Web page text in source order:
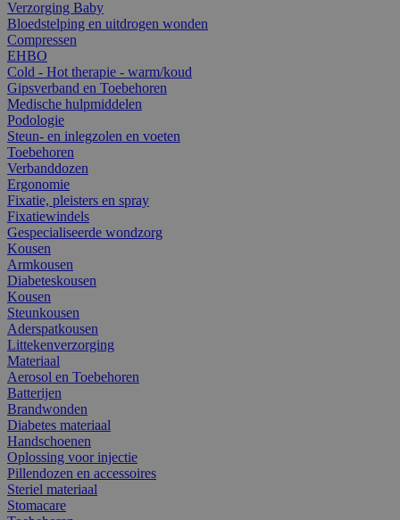
Verzorging Baby
Bloedstelping en uitdrogen wonden
Compressen
EHBO
Cold - Hot therapie - warm/koud
Gipsverband en Toebehoren
Medische hulpmiddelen
Podologie
Steun- en inlegzolen en voeten
Toebehoren
Verbanddozen
Ergonomie
Fixatie, pleisters en spray
Fixatiewindels
Gespecialiseerde wondzorg
Kousen
Armkousen
Diabeteskousen
Kousen
Steunkousen
Aderspatkousen
Littekenverzorging
Materiaal
Aerosol en Toebehoren
Batterijen
Brandwonden
Diabetes materiaal
Handschoenen
Oplossing voor injectie
Pillendozen en accessoires
Steriel materiaal
Stomacare